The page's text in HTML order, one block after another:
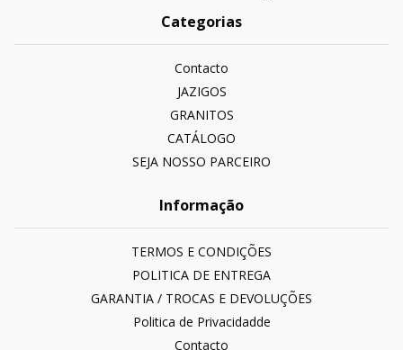
Categorias
Contacto
JAZIGOS
GRANITOS
CATÁLOGO
SEJA NOSSO PARCEIRO
Informação
TERMOS E CONDIÇÕES
POLITICA DE ENTREGA
GARANTIA / TROCAS E DEVOLUÇÕES
Politica de Privacidadde
Contacto